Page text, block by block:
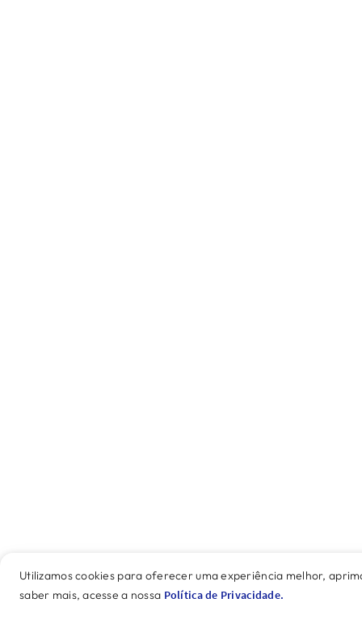
Utilizamos cookies para oferecer uma experiência melhor,
saber mais, acesse a nossa Política de Privacidade.